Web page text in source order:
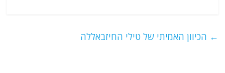
s
g
l
er
e ← הכיוון האמיתי של טילי החיזבאללה